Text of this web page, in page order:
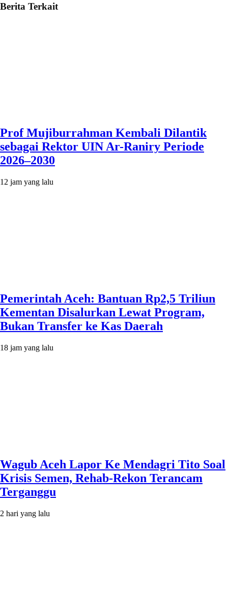
Berita Terkait
Prof Mujiburrahman Kembali Dilantik
sebagai Rektor UIN Ar-Raniry Periode
2026–2030
12 jam yang lalu
Pemerintah Aceh: Bantuan Rp2,5 Triliun
Kementan Disalurkan Lewat Program,
Bukan Transfer ke Kas Daerah
18 jam yang lalu
Wagub Aceh Lapor Ke Mendagri Tito Soal
Krisis Semen, Rehab-Rekon Terancam
Terganggu
2 hari yang lalu